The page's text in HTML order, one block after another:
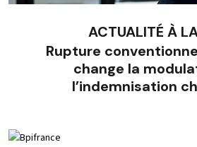
ACTUALITÉ À
Rupture
change la
l’indemnisation